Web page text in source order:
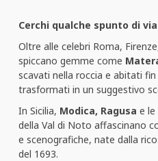
Cerchi qualche spunto di
Oltre alle celebri Roma,
spiccano gemme come
scavati nella roccia e abitati
trasformati in un suggestivo
In Sicilia, Modica, Ragusa e
della Val di Noto affascinano
e scenografiche, nate dalla
del 1693.